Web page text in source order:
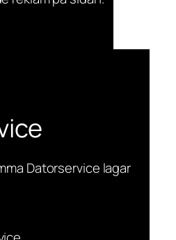
Datorservice lagar